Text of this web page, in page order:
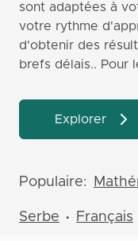
sont adaptées à
votre rythme
d'obtenir des
brefs délais.. Pour
Explorer
Populaire:
Serbe • Français